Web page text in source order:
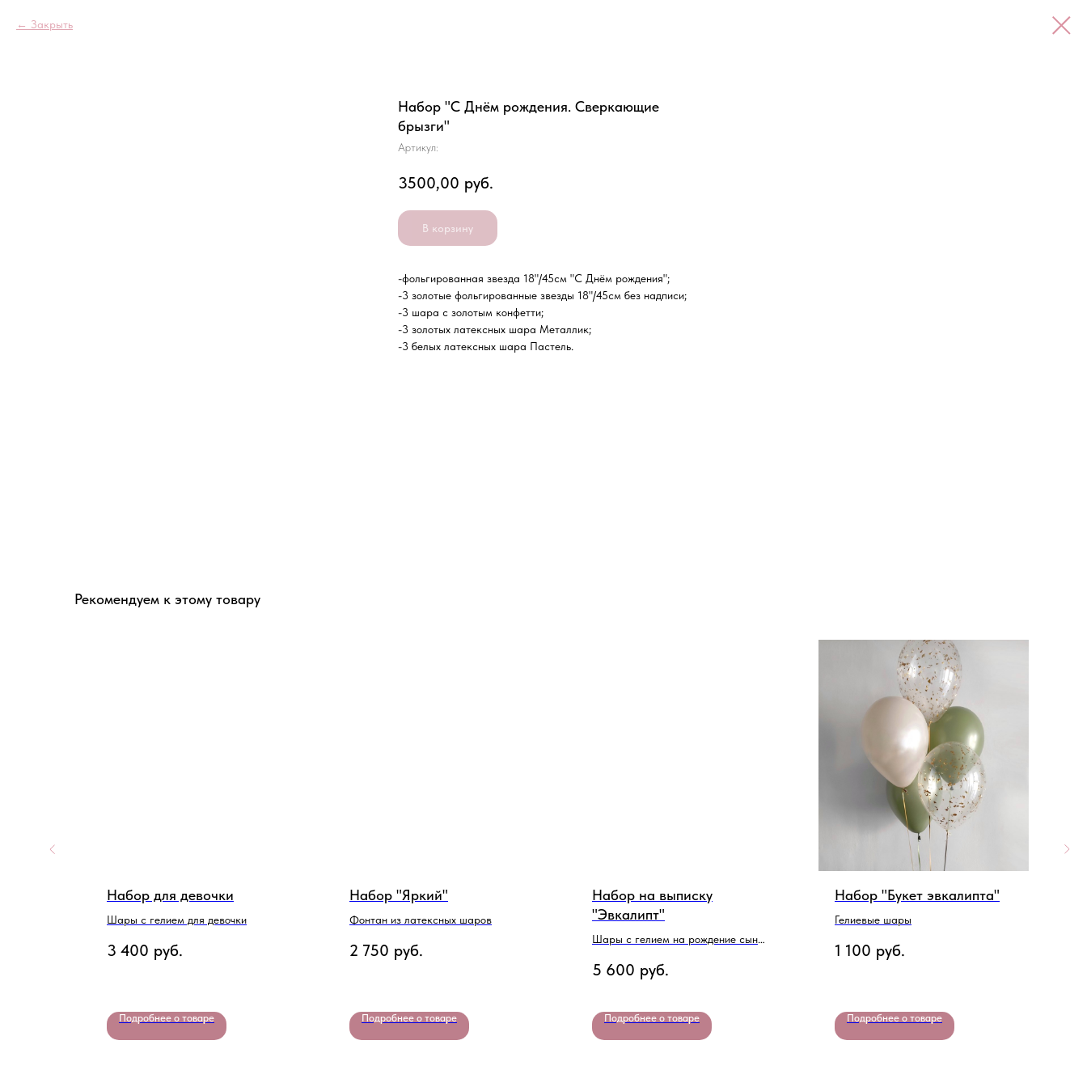
Закрыть
Набор "С Днём рождения. Сверкающие
брызги"
Артикул:
3500,00 руб.
В корзину
-фольгированная звезда 18"/45см "С Днём рождения";
-3 золотые фольгированные звезды 18"/45см без надписи;
-3 шара с золотым конфетти;
-3 золотых латексных шара Металлик;
-3 белых латексных шара Пастель.
Рекомендуем к этому товару
Набор для девочки
Шары с гелием для девочки
3 400 руб.
Подробнее о товаре
Набор "Яркий"
Фонтан из латексных шаров
2 750 руб.
Подробнее о товаре
Набор на выписку
"Эвкалипт"
Шары с гелием на рождение сына
5 600 руб.
Подробнее о товаре
Набор "Букет эвкалипта"
Гелиевые шары
1 100 руб.
Подробнее о товаре